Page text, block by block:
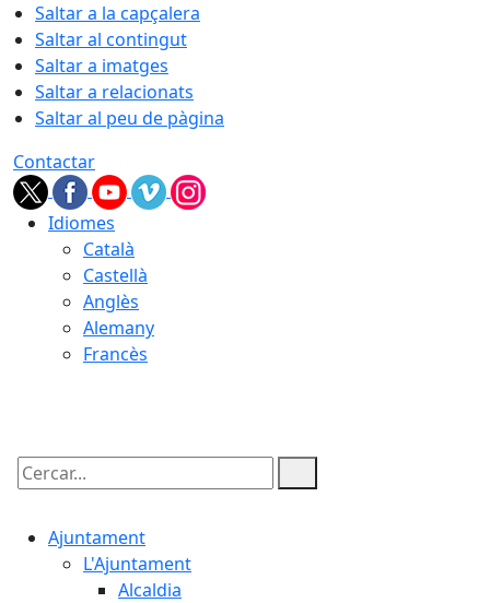
Saltar a la capçalera
Saltar al contingut
Saltar a imatges
Saltar a relacionats
Saltar al peu de pàgina
Contactar
Idiomes
Català
Castellà
Anglès
Alemany
Francès
Cercar:
Ajuntament
L'Ajuntament
Alcaldia